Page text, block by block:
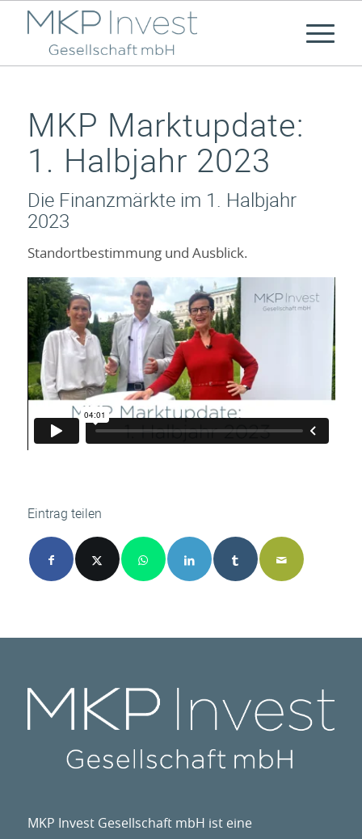
MKP Marktupdate:
1. Halbjahr 2023
Die Finanzmärkte im 1. Halbjahr
2023
Standortbestimmung und Ausblick.
Eintrag teilen
MKP Invest Gesellschaft mbH ist eine